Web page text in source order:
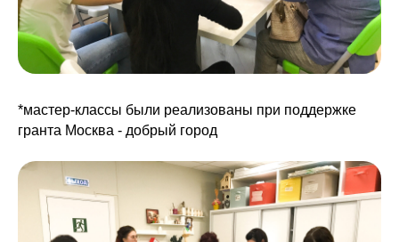
*мастер-классы были реализованы при поддержке
гранта Москва - добрый город